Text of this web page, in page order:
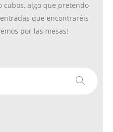
cubos, algo que pretendo
que encontraréis
por las mesas!